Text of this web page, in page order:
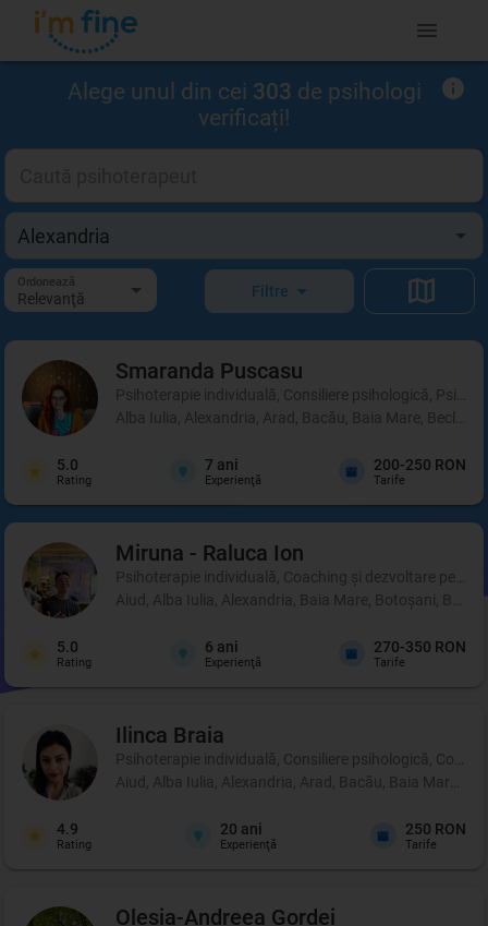
Alege unul din cei 303 de psihologi
verificați!
Ordonează
Relevanţă Filtre
Smaranda Puscasu
Psihoterapie individuală, Consiliere psihologică,
Alba Iulia, Alexandria, Arad, Bacău, Baia Mare,
5.0
Rating
7 ani
Experienţă
200-250 RON
Tarife
Miruna - Raluca Ion
Psihoterapie individuală, Coaching şi dezvoltare
Aiud, Alba Iulia, Alexandria, Baia Mare, Botoșani,
5.0
Rating
6 ani
Experienţă
270-350 RON
Tarife
Ilinca Braia
Psihoterapie individuală, Consiliere psihologică,
Aiud, Alba Iulia, Alexandria, Arad, Bacău, Baia Mare,
4.9
Rating
20 ani
Experienţă
250 RON
Tarife
Olesia-Andreea Gordei